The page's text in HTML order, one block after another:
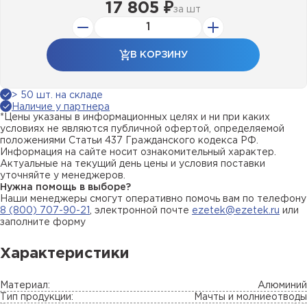
17 805 ₽за шт
В КОРЗИНУ
> 50 шт. на складе
Наличие у партнера
*Цены указаны в информационных целях и ни при каких
условиях не являются публичной офертой, определяемой
положениями Статьи 437 Гражданского кодекса РФ.
Информация на сайте носит ознакомительный характер.
Актуальные на текущий день цены и условия поставки
уточняйте у менеджеров.
Нужна помощь в выборе?
Наши менеджеры смогут оперативно помочь вам по телефону
8 (800) 707-90-21
, электронной почте ezetek@ezetek.ru или
заполните форму
Характеристики
Материал:
Алюминий
Тип продукции:
Мачты и молниеотводы